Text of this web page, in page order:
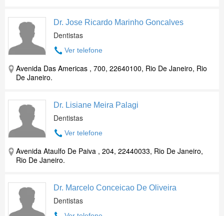
Dr. Jose Ricardo Marinho Goncalves
Dentistas
Ver telefone
Avenida Das Americas , 700, 22640100, Rio De Janeiro, Rio
De Janeiro.
Dr. Lisiane Meira Palagi
Dentistas
Ver telefone
Avenida Ataulfo De Paiva , 204, 22440033, Rio De Janeiro,
Rio De Janeiro.
Dr. Marcelo Conceicao De Oliveira
Dentistas